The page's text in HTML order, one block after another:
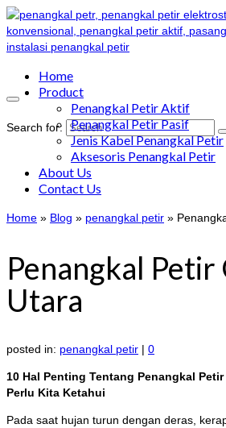
Search for:
Home
Product
Penangkal Petir Aktif
Penangkal Petir Pasif
Jenis Kabel Penangkal Petir
Aksesoris Penangkal Petir
About Us
Contact Us
Home » Blog » penangkal petir »
Penangkal Petir
Utara
posted in: penangkal petir | 0
10 Hal Penting Tentang Penangkal
Perlu Kita Ketahui
Pada saat hujan turun dengan deras,